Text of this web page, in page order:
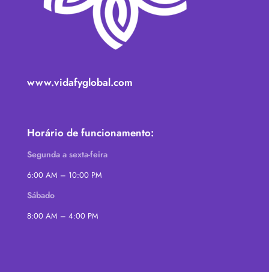
www.vidafyglobal.com
Horário de funcionamento:
Segunda a sexta-feira
6:00 AM – 10:00 PM
Sábado
8:00 AM – 4:00 PM